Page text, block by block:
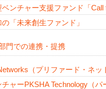
ンチャー支援ファンド「Call
の「未来創生ファンド」
門での連携・提携
（プリファード・ネ
ャーPKSHA Technology（